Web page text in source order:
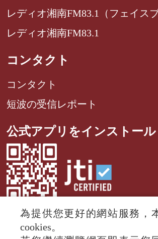
レディオ湘南FM83.1（フェイス
レディオ湘南FM83.1
コンタクト
コンタクト
短波の受信レポート
公式アプリをインストール
為提供您更好的網站服務，
cookies。